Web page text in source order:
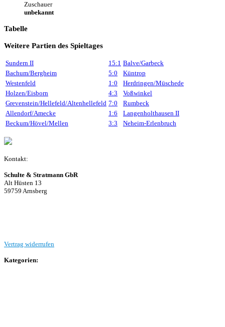
Zuschauer
unbekannt
Tabelle
Weitere Partien des Spieltages
Sundern II 15:1 Balve/Garbeck
Bachum/Bergheim
5:0
Küntrop
Westenfeld
1:0
Herdringen/Müschede
Holzen/Eisborn
4:3
Voßwinkel
Grevenstein/Hellefeld/Altenhellefeld 7:0
Rumbeck
Allendorf/Amecke
1:6
Langenholthausen II
Beckum/Hövel/Mellen
3:3 Neheim-Erlenbruch
Kontakt:
Schulte & Stratmann GbR
Alt Hüsten 13
59759 Arnsberg
Vertrag widerrufen
Kategorien: